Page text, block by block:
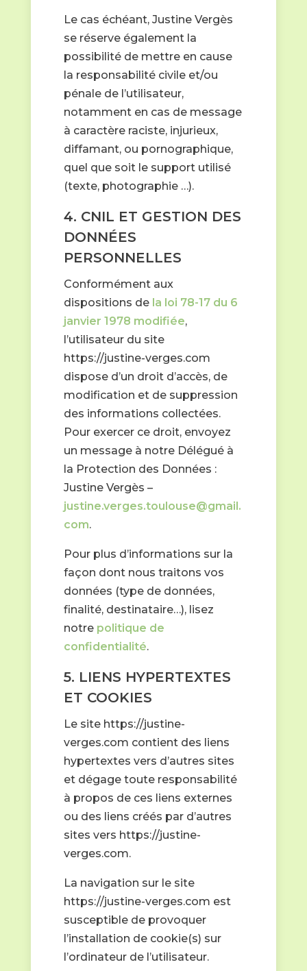
Le cas échéant, Justine Vergès
se réserve également la
possibilité de mettre en cause
la responsabilité civile et/ou
pénale de l’utilisateur,
notamment en cas de message
à caractère raciste, injurieux,
diffamant, ou pornographique,
quel que soit le support utilisé
(texte, photographie …).
4. CNIL ET GESTION DES
DONNÉES
PERSONNELLES
Conformément aux
dispositions de la loi 78-17 du 6
janvier 1978 modifiée,
l’utilisateur du site
https://justine-verges.com
dispose d’un droit d’accès, de
modification et de suppression
des informations collectées.
Pour exercer ce droit, envoyez
un message à notre Délégué à
la Protection des Données :
Justine Vergès –
justine.verges.toulouse@gmail.
com.
Pour plus d’informations sur la
façon dont nous traitons vos
données (type de données,
finalité, destinataire…), lisez
notre politique de
confidentialité.
5. LIENS HYPERTEXTES
ET COOKIES
Le site https://justine-
verges.com contient des liens
hypertextes vers d’autres sites
et dégage toute responsabilité
à propos de ces liens externes
ou des liens créés par d’autres
sites vers https://justine-
verges.com.
La navigation sur le site
https://justine-verges.com est
susceptible de provoquer
l’installation de cookie(s) sur
l’ordinateur de l’utilisateur.